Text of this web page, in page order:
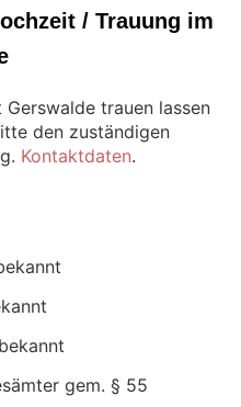
/ Trauung im
trauen lassen
den zuständigen
Kontaktdaten.
gem. § 55